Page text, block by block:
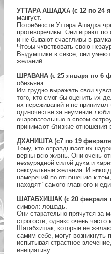
УТТАРА АШАДХА (с 12 по 24
мангуст.
Потребности Уттара Ашадха
противоречивы. Они играют
и не бывают счастливы в
Чтобы чувствовать свою
Выдумщики в сексе, они умеют
желаний.
ШРАВАНА (с 25 января по 6
обезьяна.
Им трудно выражать свои
того, кто смог бы оценить их
их переживаний и не принимал
одиночестве за неумение
очаровательные в своем
принимают близкие отношения
ДХАНИШТА (с7 по 19
Тому, кто оправдывает их
верны всю жизнь. Они очень
незаурядной силой духа и
сексуальные желания. И
намерений по отношению к
находят "самого главного и
ШАТАБХИШАК (с 20 февраля
символ: лошадь.
Они старательно прячутся за
строгости, однако очень
Шатабхишак, которые не
самим себе, могут
испытывая страстное
инициативу.